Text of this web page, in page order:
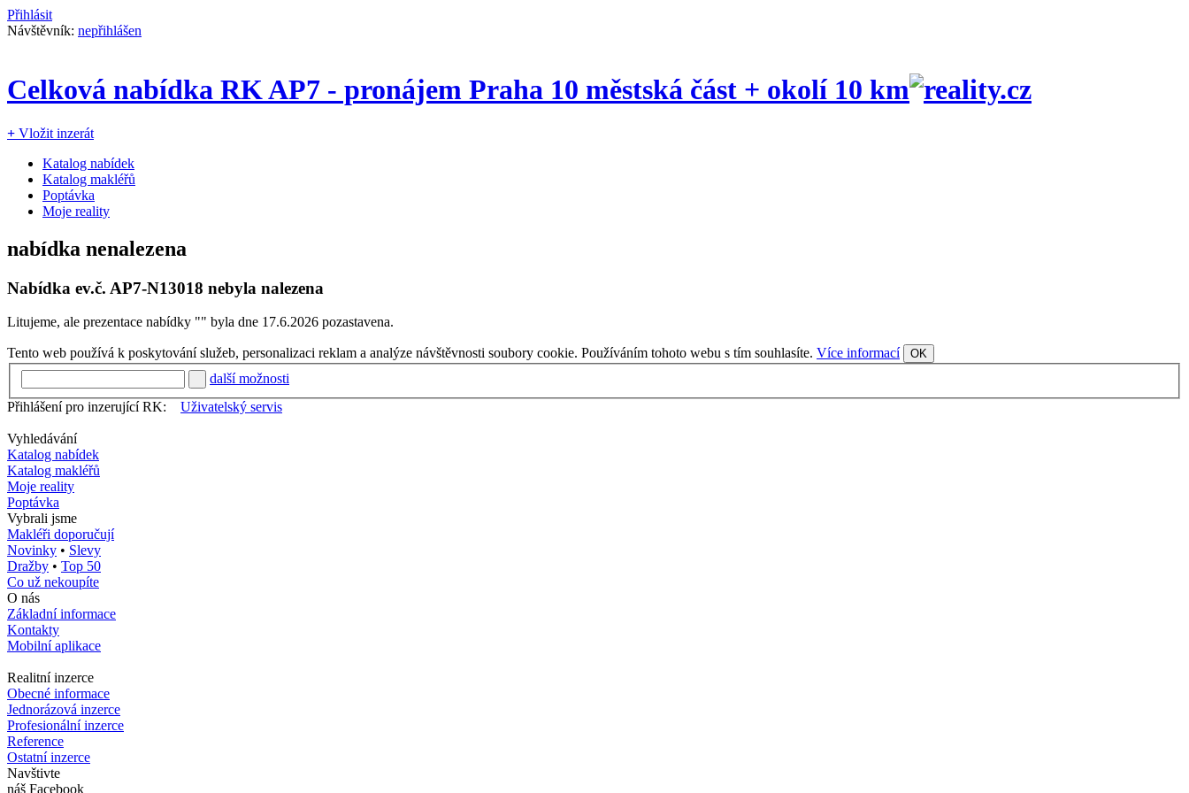
Přihlásit
Návštěvník: nepřihlášen
Celková nabídka RK AP7 - pronájem Praha 10 městská část + okolí 10 km
+ Vložit inzerát
Katalog nabídek
Katalog makléřů
Poptávka
Moje reality
nabídka nenalezena
Nabídka ev.č. AP7-N13018 nebyla nalezena
Litujeme, ale prezentace nabídky "" byla dne 17.6.2026 pozastavena.
Tento web používá k poskytování služeb, personalizaci reklam a analýze návštěvnosti soubory cookie. Používáním tohoto webu s tím souhlasíte. Více informací OK
další možnosti
Přihlášení pro inzerující RK:
Uživatelský servis
Vyhledávání
Katalog nabídek
Katalog makléřů
Moje reality
Poptávka
Vybrali jsme
Makléři doporučují
Novinky • Slevy
Dražby • Top 50
Co už nekoupíte
O nás
Základní informace
Kontakty
Mobilní aplikace
Realitní inzerce
Obecné informace
Jednorázová inzerce
Profesionální inzerce
Reference
Ostatní inzerce
Navštivte
náš Facebook